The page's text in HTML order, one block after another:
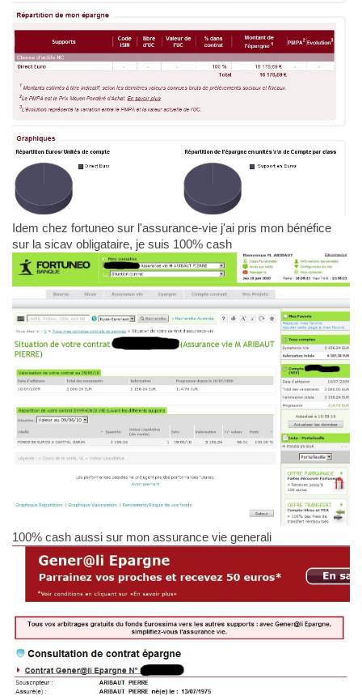
Idem chez fortuneo sur l'assurance-vie j'ai pris mon bénéfice
sur la sicav obligataire, je suis 100% cash
100% cash aussi sur mon assurance vie generali